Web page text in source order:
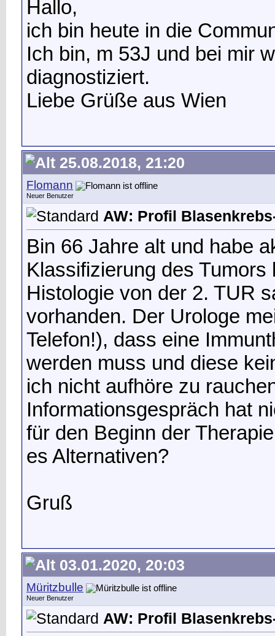
Hallo,
ich bin heute in die
Ich bin, m 53J und bei mir
diagnostiziert.
Liebe Grüße aus Wien
25.08.2018, 21:20
Flomann
Neuer Benutzer
AW: Profil
Bin 66 Jahre alt und habe
Klassifizierung des
Histologie von der 2. TUR
vorhanden. Der Urologe
Telefon!), dass eine
werden muss und diese
ich nicht aufhöre zu
Informationsgespräch hat
für den Beginn der
es Alternativen?
Gruß
03.01.2020, 20:03
Müritzbulle
Neuer Benutzer
AW: Profil